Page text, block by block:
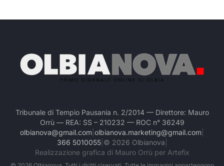
Tribunale di Tempio Pausania n. 2/2014 — Direttore: Mauro
Orrù — REA: SS – 210232 — ROC n° 36249
olbianova@gmail.com olbianova.marketing@gmail.com
366 5010055| © 2026 Olbianova
Realizzazione grafica di Mauro Orrù per Artefix